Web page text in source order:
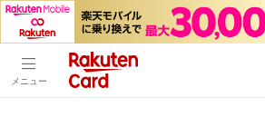
メニュー